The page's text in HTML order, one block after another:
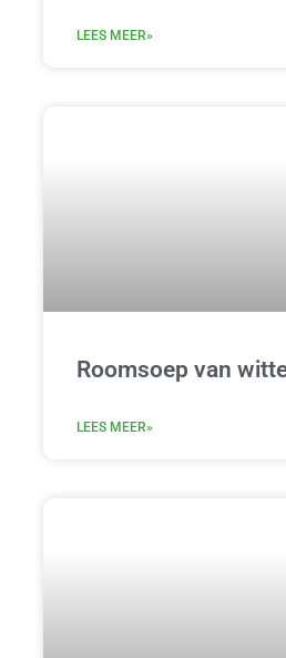
LEES MEER»
Roomsoep van
LEES MEER»